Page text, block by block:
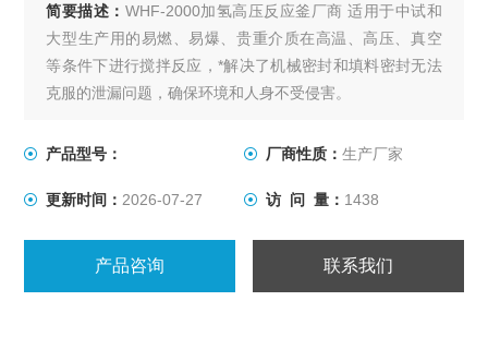
简要描述： WHF-2000加氢高压反应釜厂商 适用于中试和
大型生产用的易燃、易爆、贵重介质在高温、高压、真空
等条件下进行搅拌反应，*解决了机械密封和填料密封无法
克服的泄漏问题，确保环境和人身不受侵害。
产品型号： 厂商性质： 生产厂家
更新时间： 2026-07-27 访 问 量： 1438
产品咨询 联系我们